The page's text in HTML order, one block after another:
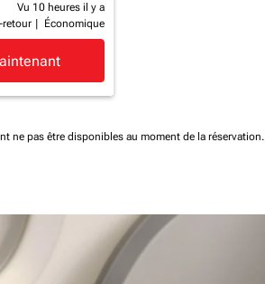
Vu 10 heures il y a
retour
Économique
ne pas être disponibles au moment de la réservation.